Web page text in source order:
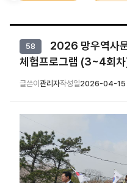
58
2026 망우역사
체험프로그램 (3~4회
글쓴이 관리자작성일2026-04-15